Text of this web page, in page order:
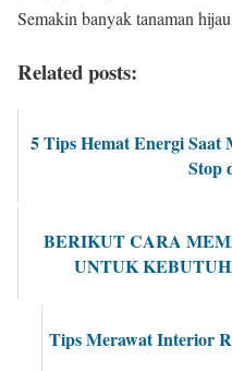
Semakin banyak tanaman
Related posts:
5 Tips Hemat Energi Saat
Stop
BERIKUT CARA
UNTUK
Tips Merawat Interior